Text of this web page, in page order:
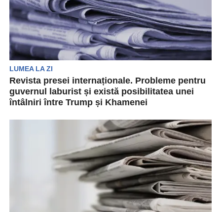
LUMEA LA ZI
Revista presei internaționale. Probleme pentru
guvernul laburist și există posibilitatea unei
întâlniri între Trump și Khamenei
cititorilor cele mai importante noutăți din lume.